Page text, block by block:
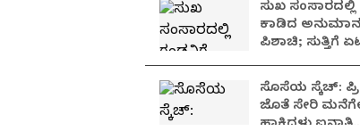
ಸುಖ
ಕಾಡಿದ
ಪಿಶಾಚಿ; ಸುತ್ತಿಗೆ
ಸೊಸೆಯ ಸ್ಕೆಚ್:
ಜೊತೆ ಸೇರಿ ಮನೆಗೇ
ಹಾಕಿದಳು ಐನಾತಿ,